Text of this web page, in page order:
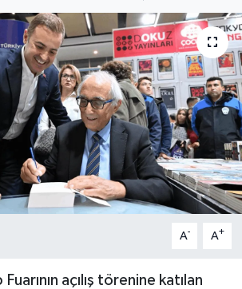
A- A+
açılış törenine katılan